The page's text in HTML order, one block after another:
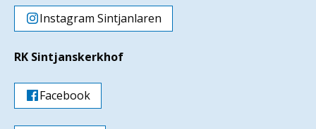
Instagram Sintjanlaren
RK Sintjanskerkhof
Facebook